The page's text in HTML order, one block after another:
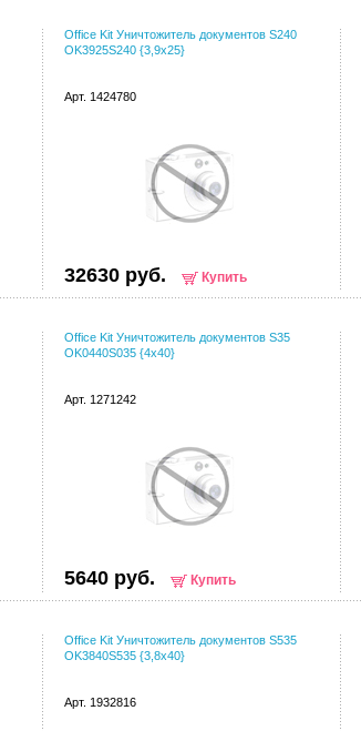
Office Kit Уничтожитель документов S240
OK3925S240 {3,9x25}
Арт. 1424780
32630 руб. Купить
Office Kit Уничтожитель документов S35
OK0440S035 {4x40}
Арт. 1271242
5640 руб. Купить
Office Kit Уничтожитель документов S535
OK3840S535 {3,8x40}
Арт. 1932816